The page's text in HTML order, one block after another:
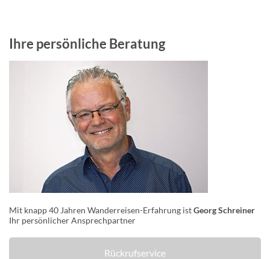
Ihre persönliche Beratung
Mit knapp 40 Jahren Wanderreisen-Erfahrung istGeorg Schreiner
Ihr persönlicher Ansprechpartner
Rückrufservice